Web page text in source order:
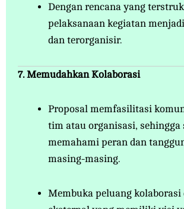
Dengan rencana yang
pelaksanaan kegiatan
dan terorganisir.
7. Memudahkan Kolaborasi
Proposal memfasilitasi
tim atau organisasi, sehingga
memahami peran dan
masing-masing.
Membuka peluang kolaborasi